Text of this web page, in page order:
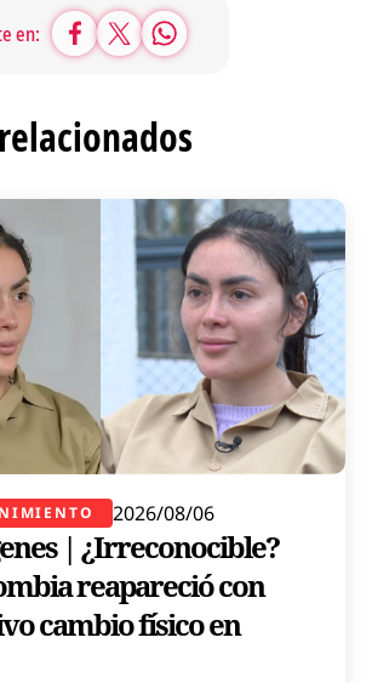
en:
2026/08/06
| ¿Irreconocible?
reapareció con
cambio físico en